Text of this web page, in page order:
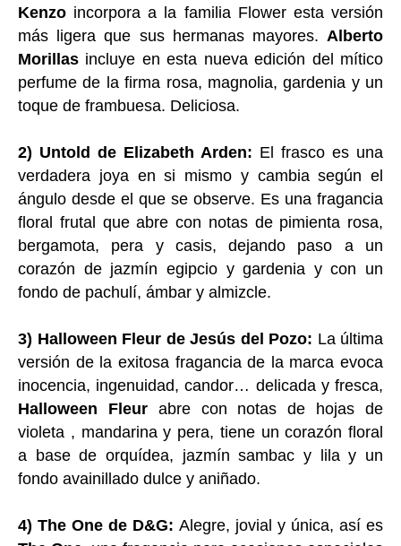
Kenzo incorpora a la familia Flower esta versión
más ligera que sus hermanas mayores. Alberto
Morillas incluye en esta nueva edición del mítico
perfume de la firma rosa, magnolia, gardenia y un
toque de frambuesa. Deliciosa.
2) Untold de Elizabeth Arden: El frasco es una
verdadera joya en si mismo y cambia según el
ángulo desde el que se observe. Es una fragancia
floral frutal que abre con notas de pimienta rosa,
bergamota, pera y casis, dejando paso a un
corazón de jazmín egipcio y gardenia y con un
fondo de pachulí, ámbar y almizcle.
3) Halloween Fleur de Jesús del Pozo: La última
versión de la exitosa fragancia de la marca evoca
inocencia, ingenuidad, candor… delicada y fresca,
Halloween Fleurabre con notas de hojas de
violeta , mandarina y pera, tiene un corazón floral
a base de orquídea, jazmín sambac y lila y un
fondo avainillado dulce y aniñado.
4) The One de D&G: Alegre, jovial y única, así es